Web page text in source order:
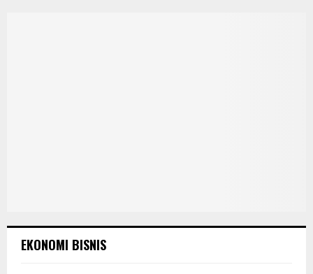
EKONOMI BISNIS